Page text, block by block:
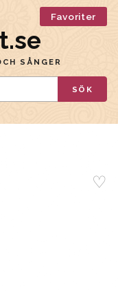
Favoriter
SÅNGER
SÖK
♡